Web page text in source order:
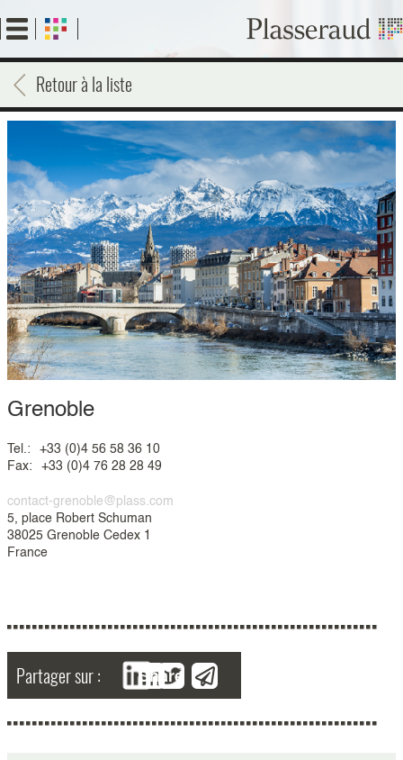
au
contenu
principal
Retour à la liste
Grenoble
Tel.:
+33 (0)4 56 58 36 10
Fax:
+33 (0)4 76 28 28 49
contact-grenoble@plass.com
5, place Robert Schuman
38025 Grenoble Cedex 1
France
Partager sur : Share